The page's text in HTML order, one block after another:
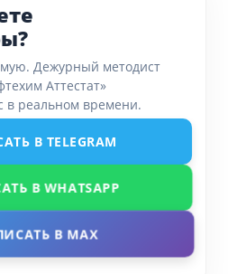
Дежурный методист
Аттестат»
в реальном времени.
В TELEGRAM
В WHATSAPP
В MAX